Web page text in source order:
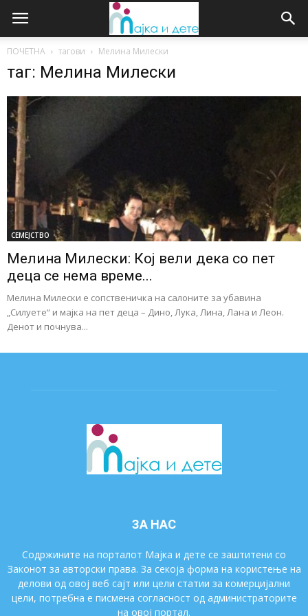
ПОЧЕТНА тагови Мелина Милески
таг: Мелина Милески
СЕМЕЈСТВО
Мелина Милески: Кој вели дека со пет
деца се нема време...
Мелина Милески е сопственичка на салоните за убавина
„Силуете“ и мајка на пет деца – Дино, Лука, Лина, Лана и Леон.
Денот и почнува...
ЗА НАС
Содржините на порталот Мајка и дете се заштитени со
Законот за авторски права. За секоја форма на користење на
делови од овој веб сајт или цели статии за комерцијални
цели, потребна е писмена согласност од администраторите
на овој портал.